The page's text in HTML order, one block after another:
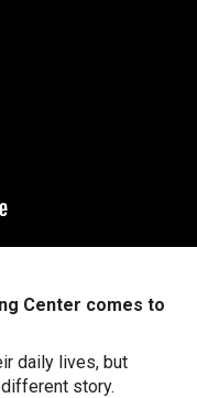
Center comes to
daily lives, but
story.